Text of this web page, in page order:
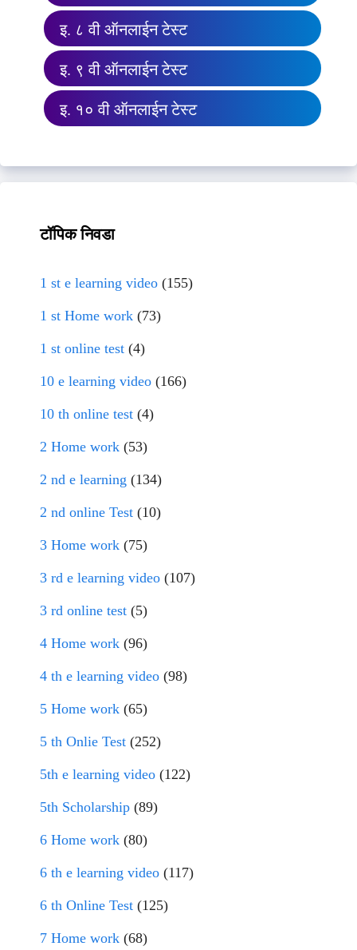
इ. ८ वी ऑनलाईन टेस्ट
इ. ९ वी ऑनलाईन टेस्ट
इ. १० वी ऑनलाईन टेस्ट
टॉपिक निवडा
1 st e learning video (155)
1 st Home work (73)
1 st online test (4)
10 e learning video (166)
10 th online test (4)
2 Home work (53)
2 nd e learning (134)
2 nd online Test (10)
3 Home work (75)
3 rd e learning video (107)
3 rd online test (5)
4 Home work (96)
4 th e learning video (98)
5 Home work (65)
5 th Onlie Test (252)
5th e learning video (122)
5th Scholarship (89)
6 Home work (80)
6 th e learning video (117)
6 th Online Test (125)
7 Home work (68)